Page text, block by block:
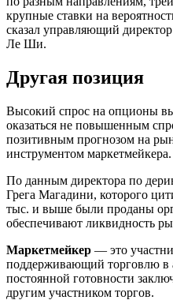
крупные ставки на
сказал управляющий
Ле Ши.
Другая позиция
Высокий спрос на опционы
оказаться не повышенным
позитивным прогнозом на
инструментом маркетмейкера.
По данным директора по
Грега Магадини, которого
тыс. и выше были проданы
обеспечивают ликвидность
Маркетмейкер — это
поддерживающий торговлю в
постоянной готовности
другим участником торгов.